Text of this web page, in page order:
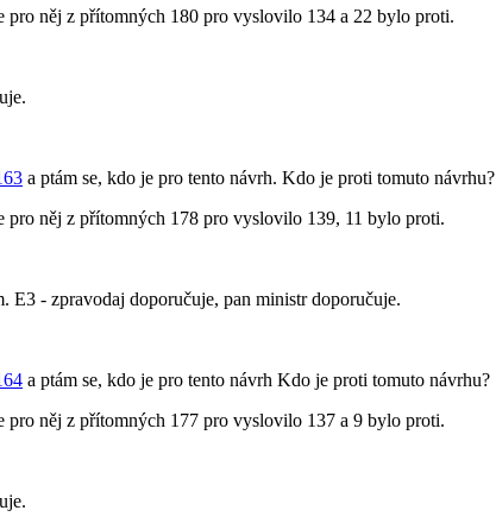
pro něj z přítomných 180 pro vyslovilo 134 a 22 bylo proti.
a ptám se, kdo je pro tento návrh. Kdo je proti tomuto návrhu?
pro něj z přítomných 178 pro vyslovilo 139, 11 bylo proti.
E3 - zpravodaj doporučuje, pan ministr doporučuje.
a ptám se, kdo je pro tento návrh Kdo je proti tomuto návrhu?
pro něj z přítomných 177 pro vyslovilo 137 a 9 bylo proti.